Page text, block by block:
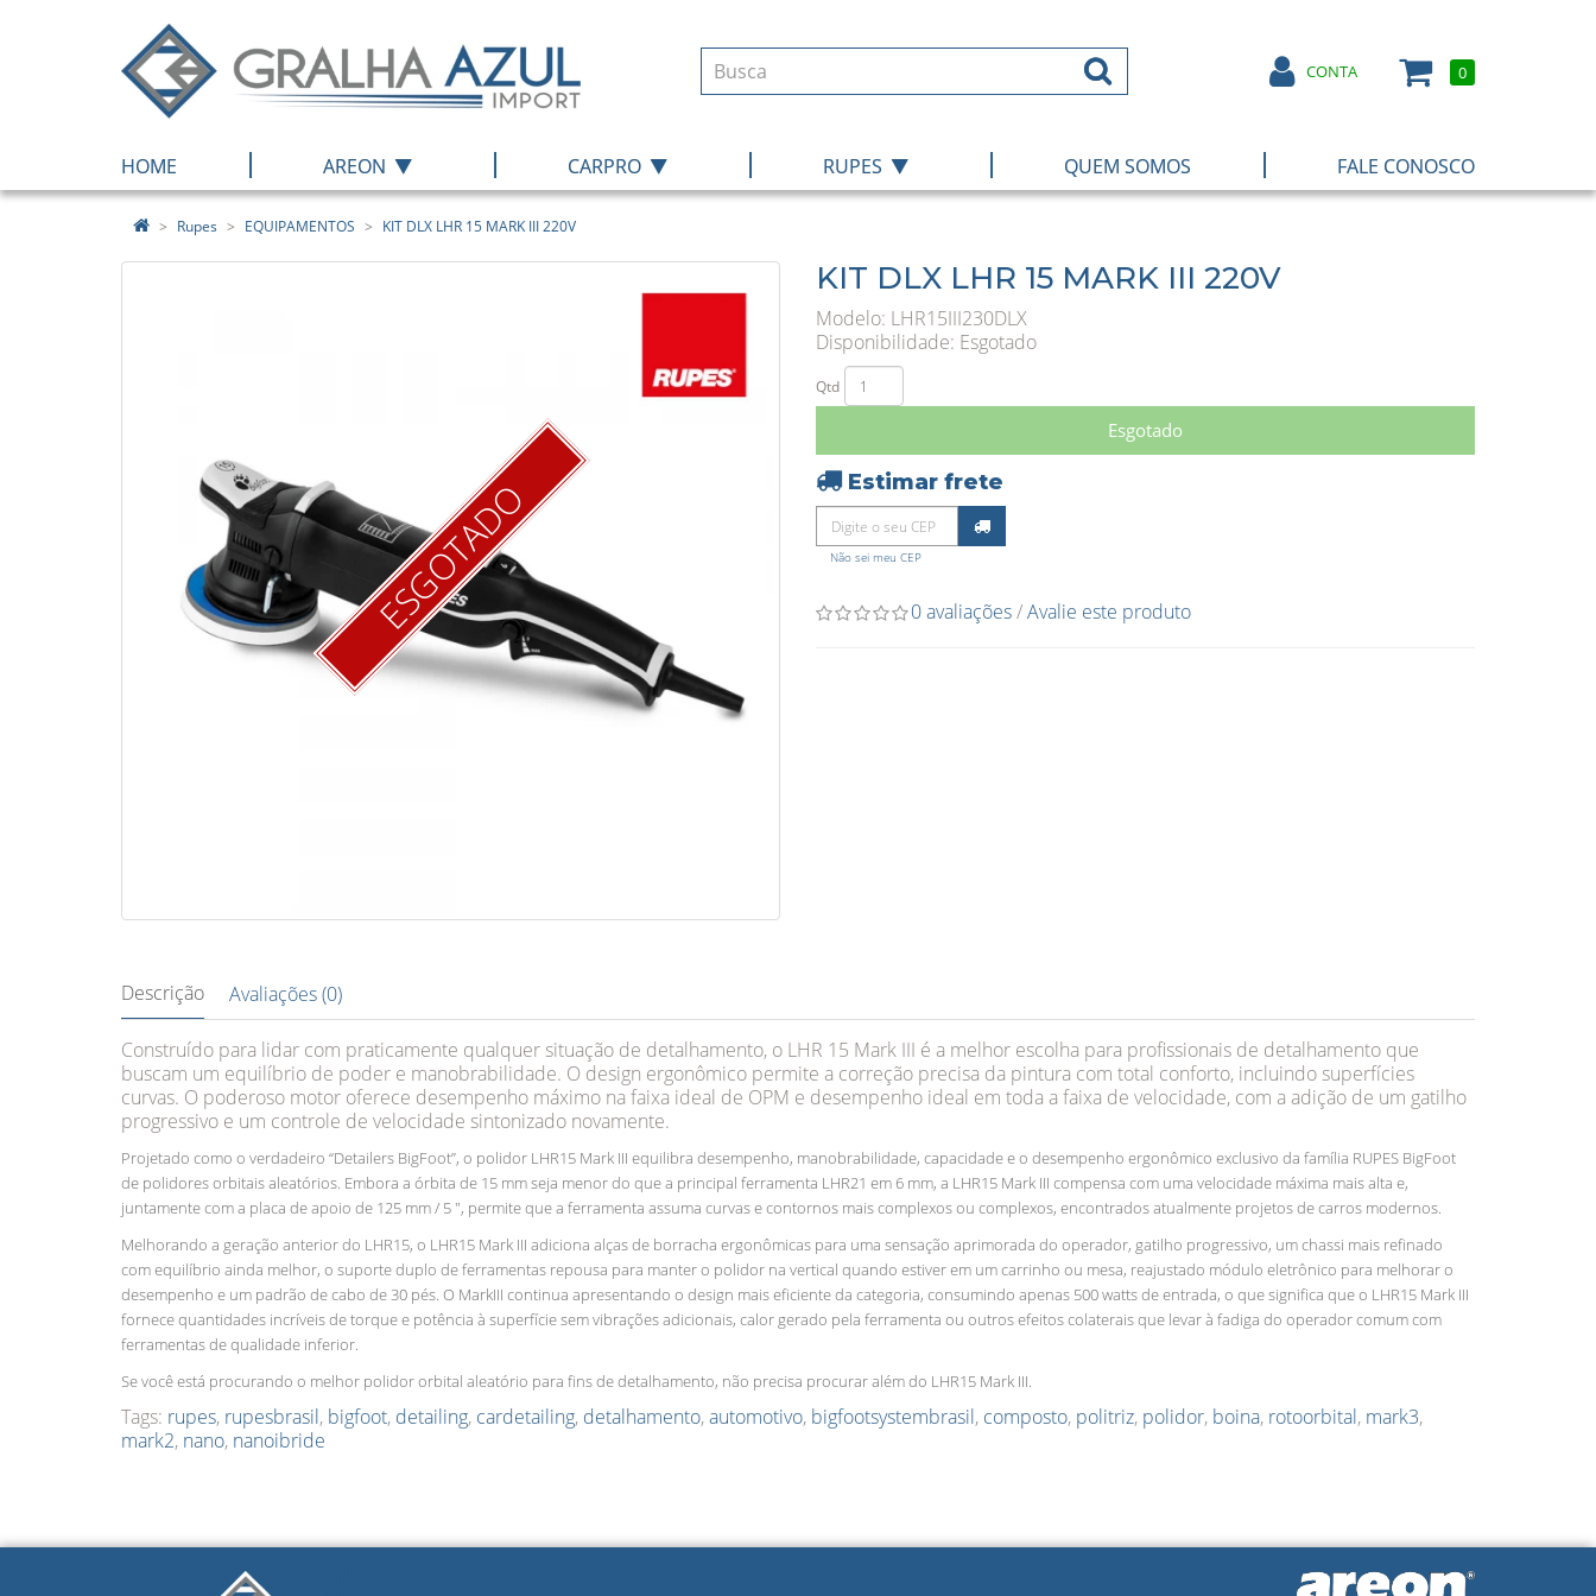
CONTA 0
HOME | AREON | CARPRO | RUPES | QUEM SOMOS | FALE CONOSCO
Rupes EQUIPAMENTOS KIT DLX LHR 15 MARK III 220V
ESGOTADO
KIT DLX LHR 15 MARK III 220V
Modelo: LHR15III230DLX
Disponibilidade: Esgotado
Qtd
Esgotado
Estimar frete
Não sei meu CEP
0 avaliações/Avalie este produto
Descrição Avaliações (0)
Construído para lidar com praticamente qualquer situação de detalhamento, o LHR 15 Mark III é a melhor escolha para profissionais de detalhamento que
buscam um equilíbrio de poder e manobrabilidade. O design ergonômico permite a correção precisa da pintura com total conforto, incluindo superfícies
curvas. O poderoso motor oferece desempenho máximo na faixa ideal de OPM e desempenho ideal em toda a faixa de velocidade, com a adição de um gatilho
progressivo e um controle de velocidade sintonizado novamente.
Projetado como o verdadeiro “Detailers BigFoot”, o polidor LHR15 Mark III equilibra desempenho, manobrabilidade, capacidade e o desempenho ergonômico exclusivo da família RUPES BigFoot
de polidores orbitais aleatórios. Embora a órbita de 15 mm seja menor do que a principal ferramenta LHR21 em 6 mm, a LHR15 Mark III compensa com uma velocidade máxima mais alta e,
juntamente com a placa de apoio de 125 mm / 5 ″, permite que a ferramenta assuma curvas e contornos mais complexos ou complexos, encontrados atualmente projetos de carros modernos.
Melhorando a geração anterior do LHR15, o LHR15 Mark III adiciona alças de borracha ergonômicas para uma sensação aprimorada do operador, gatilho progressivo, um chassi mais refinado
com equilíbrio ainda melhor, o suporte duplo de ferramentas repousa para manter o polidor na vertical quando estiver em um carrinho ou mesa, reajustado módulo eletrônico para melhorar o
desempenho e um padrão de cabo de 30 pés. O MarkIII continua apresentando o design mais eficiente da categoria, consumindo apenas 500 watts de entrada, o que significa que o LHR15 Mark III
fornece quantidades incríveis de torque e potência à superfície sem vibrações adicionais, calor gerado pela ferramenta ou outros efeitos colaterais que levar à fadiga do operador comum com
ferramentas de qualidade inferior.
Se você está procurando o melhor polidor orbital aleatório para fins de detalhamento, não precisa procurar além do LHR15 Mark III.
Tags: rupes, rupesbrasil, bigfoot, detailing, cardetailing, detalhamento,automotivo, bigfootsystembrasil, composto, politriz, polidor, boina, rotoorbital, mark3,
mark2, nano, nanoibride